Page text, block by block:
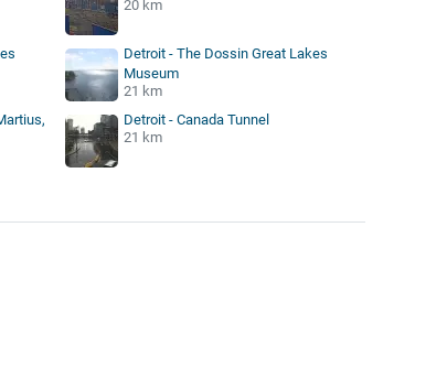
20 km
Detroit - The Dossin Great Lakes
Museum
21 km
Detroit - Canada Tunnel
21 km